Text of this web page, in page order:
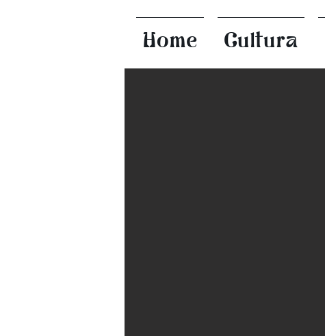
Home Cultura